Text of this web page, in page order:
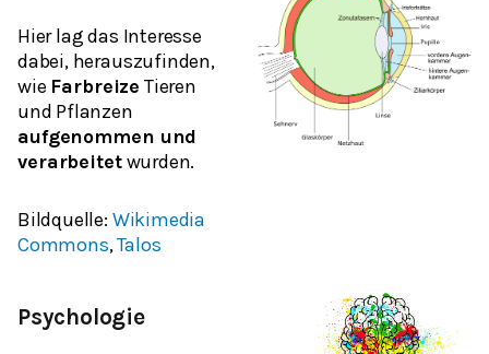
Hier lag das Interesse
dabei, herauszufinden,
wie Farbreize Tieren
und Pflanzen
aufgenommen und
verarbeitetwurden.
Bildquelle: Wikimedia
Commons,Talos
Psychologie